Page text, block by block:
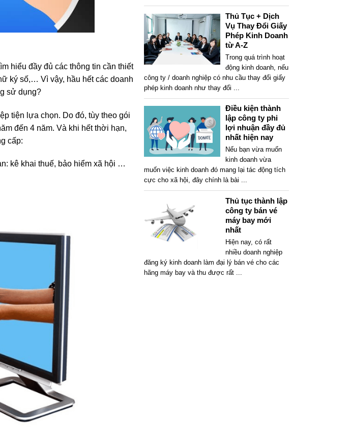
hiểu đầy đủ các thông tin cần thiết
ký số,… Vì vậy, hầu hết các doanh
sử dụng?
tiện lựa chọn. Do đó, tùy theo gói
đến 4 năm. Và khi hết thời hạn,
cấp:
kê khai thuế, bảo hiểm xã hội …
Thủ Tục + Dịch
Vụ Thay Đổi Giấy
Phép Kinh Doanh
từ A-Z
Trong quá trình hoạt
động kinh doanh, nếu
công ty / doanh nghiệp có nhu cầu thay đổi giấy
phép kinh doanh như thay đổi
Điều kiện thành
lập công ty phi
lợi nhuận đầy đủ
nhất hiện nay
Nếu bạn vừa muốn
kinh doanh vừa
muốn việc kinh doanh đó mang lại tác động tích
cực cho xã hội, đây chính là bài ...
Thủ tục thành lập
công ty bán vé
máy bay mới
nhất
Hiện nay, có rất
nhiều doanh nghiệp
đăng ký kinh doanh làm đại lý bán vé cho các
hãng máy bay và thu được rất ...